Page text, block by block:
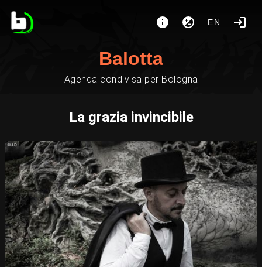
EN
Balotta
Agenda condivisa per Bologna
La grazia invincibile